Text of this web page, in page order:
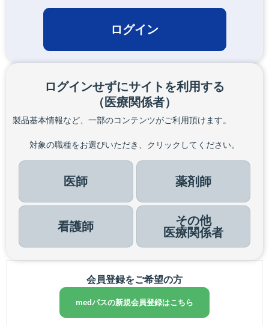
ログイン
ログインせずにサイトを利用する
（医療関係者）
製品基本情報など、一部のコンテンツがご利用頂けます。
対象の職種をお選びいただき、クリックしてください。
医師 薬剤師
看護師
その他
医療関係者
会員登録をご希望の方
medパスの新規会員登録はこちら